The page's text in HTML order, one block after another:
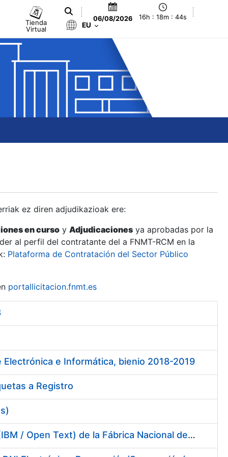
Tienda
Virtual
06/08/2026 16h : 18m : 45s
EU
ez diren adjudikazioak ere:
en curso y Adjudicaciones ya aprobadas por la
al perfil del contratante del a FNMT-RCM en la
Plataforma de Contratación del Sector Público
portallicitacion.fnmt.es
e Informática, bienio 2018-2019
a Registro
Servicios de Soporte y Mantenimiento de Licencias de Software (IBM / Open Text) de la Fábrica Nacional de Moneda y Timbre-Real Casa de la Moneda